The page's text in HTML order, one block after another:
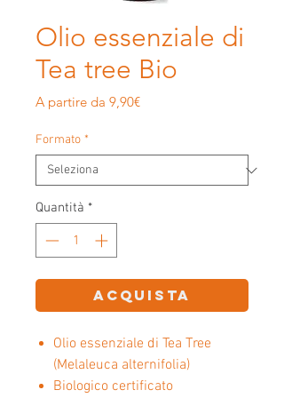
Olio essenziale di
Tea tree Bio
A partire da 9,90€Prezzo
Formato *
Quantità *
ACQUISTA
Olio essenziale di Tea Tree
(Melaleuca alternifolia)
Biologico certificato